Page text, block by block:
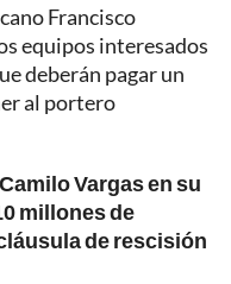
Francisco
equipos interesados
deberán pagar un
al portero
Vargas en su
millones de
de rescisión